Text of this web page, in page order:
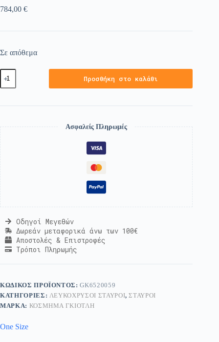
784,00 €
Σε απόθεμα
Προσθήκη στο καλάθι
Ασφαλείς Πληρωμές
Οδηγοί Μεγεθών
Δωρεάν μεταφορικά άνω των 100€
Αποστολές & Επιστροφές
Τρόποι Πληρωμής
ΚΩΔΙΚΌΣ ΠΡΟΪΌΝΤΟΣ:GK6520059
ΚΑΤΗΓΟΡΊΕΣ: ΛΕΥΚΌΧΡΥΣΟΙ ΣΤΑΥΡΟΊ,ΣΤΑΥΡΟΊ
ΜΆΡΚΑ: ΚΟΣΜΗΜΑ ΓΚΙΟΤΛΗ
One Size